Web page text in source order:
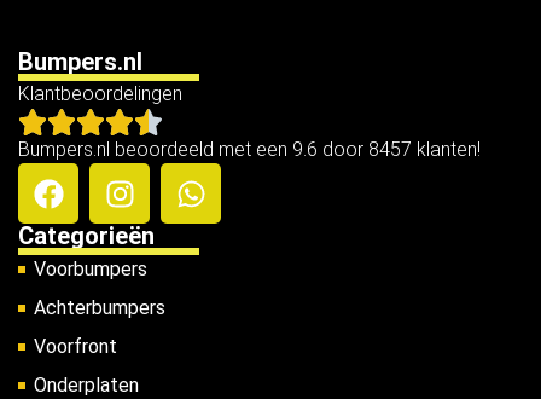
Bumpers.nl
Klantbeoordelingen
Bumpers.nl beoordeeld met een 9.6 door 8457 klanten!
Categorieën
Voorbumpers
Achterbumpers
Voorfront
Onderplaten